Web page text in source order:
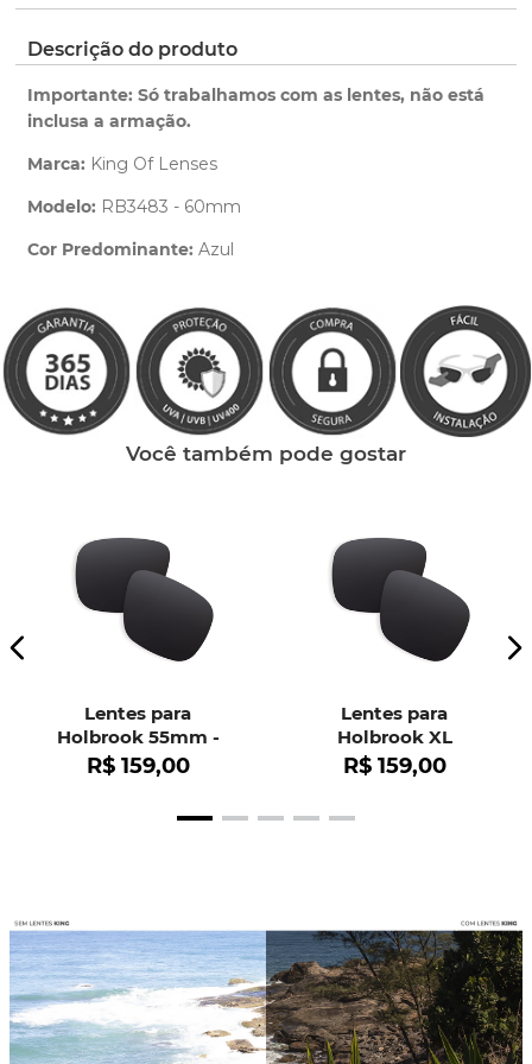
Saiba maissobre nossa garantia completa.
redirecionado para nossa Central de Ajuda.
Descrição do produto
Importante: Só trabalhamos com as lentes, não está
inclusa a armação.
Marca: King Of Lenses
Modelo: RB3483 - 60mm
Cor Predominante: Azul
Você também pode gostar
Lentes para
Holbrook 55mm -
OO9102
R$ 159,00
Lentes para
Holbrook XL
R$ 159,00